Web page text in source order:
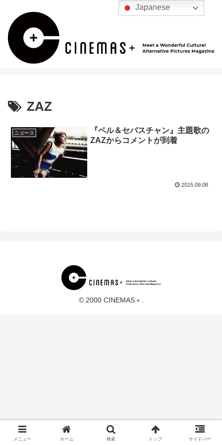
ZAZ
ニュース
『ベル＆セバスチャン』主題歌の
ZAZからコメントが到着
2015.09.08
© 2000 CINEMAS＋.
メニュー ホーム 検索 トップ サイドバー
Japanese